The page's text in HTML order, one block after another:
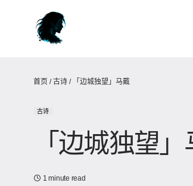
首页 /古诗 / 「边城独望」马戴
古诗
「边城独望
1 minute read